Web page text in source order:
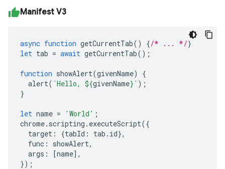
Manifest V3
async function getCurrentTab() {/* ... */}
let tab = await getCurrentTab();
function showAlert(givenName)
{
alert( `Hello, ${givenName} ` );
}
let name = 'World' ;
chrome. scripting . executeScript({
target : {tabId : tab . id},
func : showAlert,
args : [name],
});